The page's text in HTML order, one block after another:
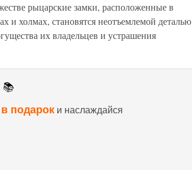
рыцарские замки, расположенные в
и холмах, становятся неотъемлемой деталью
их владельцев и устрашения
📚
подарок и наслаждайся